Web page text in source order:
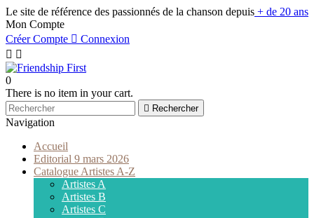
Le site de référence des passionnés de la chanson depuis + de 20 ans
Mon Compte
Créer Compte  Connexion
 
0
There is no item in your cart.
 Rechercher
Navigation
Accueil
Editorial 9 mars 2026
Catalogue Artistes A-Z
Artistes A
Artistes B
Artistes C